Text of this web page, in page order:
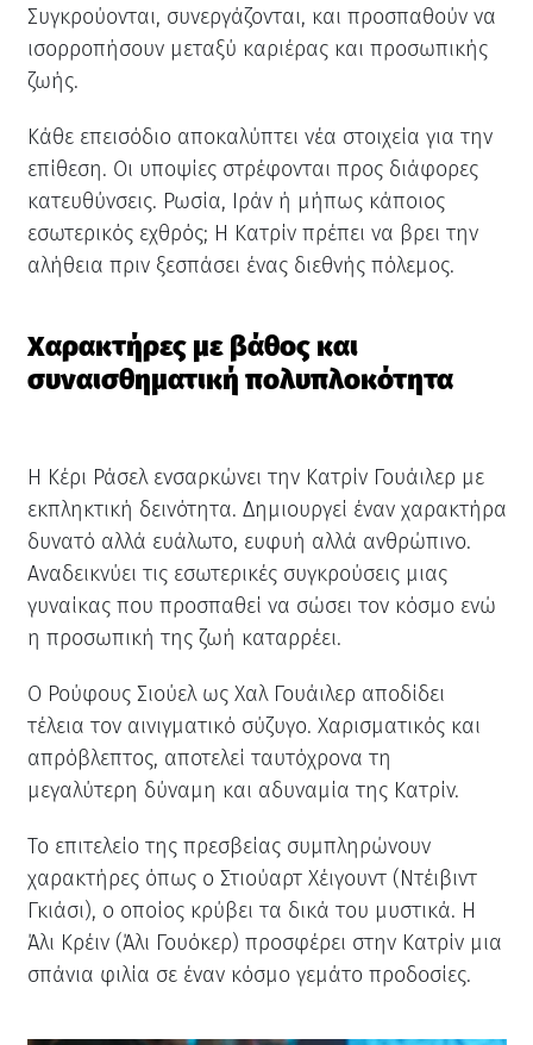
Συγκρούονται, συνεργάζονται, και προσπαθούν να
ισορροπήσουν μεταξύ καριέρας και προσωπικής
ζωής.
Κάθε επεισόδιο αποκαλύπτει νέα στοιχεία για την
επίθεση. Οι υποψίες στρέφονται προς διάφορες
κατευθύνσεις. Ρωσία, Ιράν ή μήπως κάποιος
εσωτερικός εχθρός; Η Κατρίν πρέπει να βρει την
αλήθεια πριν ξεσπάσει ένας διεθνής πόλεμος.
Χαρακτήρες με βάθος και
συναισθηματική πολυπλοκότητα
Η Κέρι Ράσελ ενσαρκώνει την Κατρίν Γουάιλερ με
εκπληκτική δεινότητα. Δημιουργεί έναν χαρακτήρα
δυνατό αλλά ευάλωτο, ευφυή αλλά ανθρώπινο.
Αναδεικνύει τις εσωτερικές συγκρούσεις μιας
γυναίκας που προσπαθεί να σώσει τον κόσμο ενώ
η προσωπική της ζωή καταρρέει.
Ο Ρούφους Σιούελ ως Χαλ Γουάιλερ αποδίδει
τέλεια τον αινιγματικό σύζυγο. Χαρισματικός και
απρόβλεπτος, αποτελεί ταυτόχρονα τη
μεγαλύτερη δύναμη και αδυναμία της Κατρίν.
Το επιτελείο της πρεσβείας συμπληρώνουν
χαρακτήρες όπως ο Στιούαρτ Χέιγουντ (Ντέιβιντ
Γκιάσι), ο οποίος κρύβει τα δικά του μυστικά. Η
Άλι Κρέιν (Άλι Γουόκερ) προσφέρει στην Κατρίν μια
σπάνια φιλία σε έναν κόσμο γεμάτο προδοσίες.